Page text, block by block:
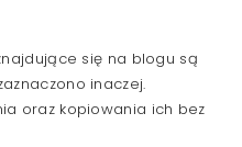
się na blogu są
inaczej.
oraz kopiowania ich bez